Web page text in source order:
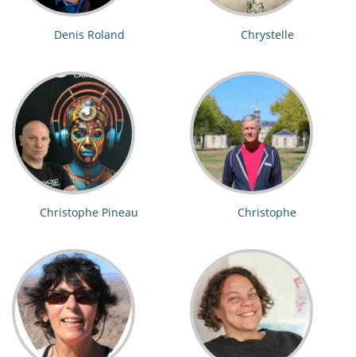
Denis Roland Chrystelle
Christophe Pineau Christophe